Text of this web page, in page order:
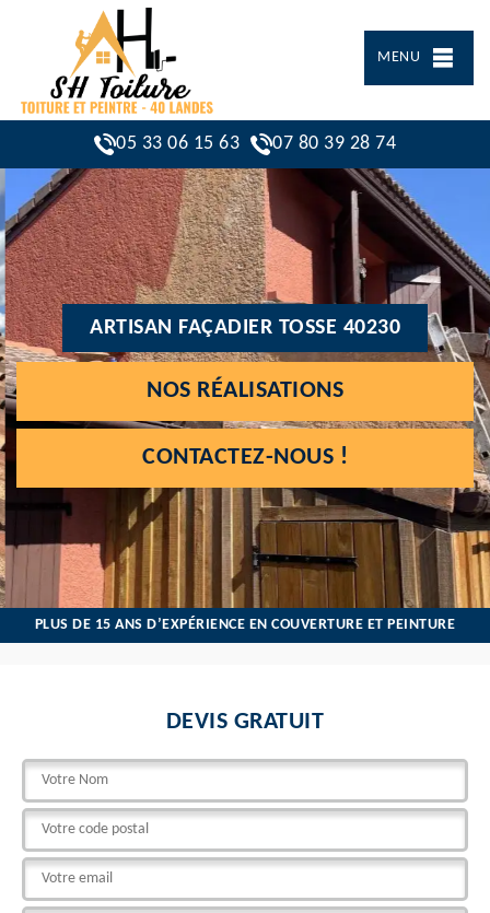
MENU
05 33 06 15 63 07 80 39 28 74
ARTISAN FAÇADIER TOSSE 40230
NOS RÉALISATIONS
CONTACTEZ-NOUS !
PLUS DE 15 ANS D’EXPÉRIENCE EN COUVERTURE ET PEINTURE
DEVIS GRATUIT